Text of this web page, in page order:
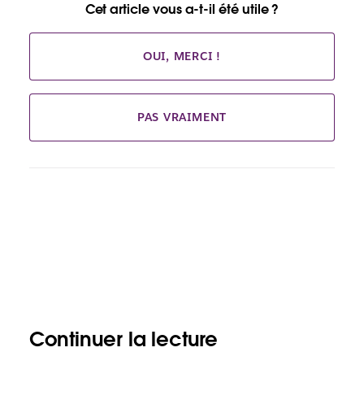
Cet article vous a-t-il été utile ?
OUI, MERCI !
PAS VRAIMENT
Continuer la lecture